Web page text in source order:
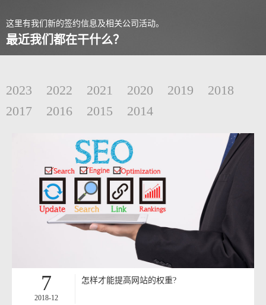
这里有我们新的签约信息及相关公司活动。
最近我们都在干什么？
2023 2022 2021 2020 2019
2018
2017
2016 2015 2014
7
2018-12
怎样才能提高网站的权重?